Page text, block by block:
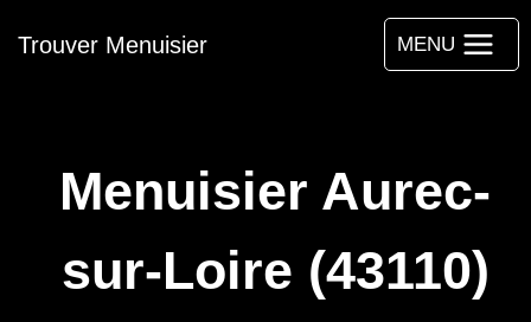
auTrouver Menuisier MENU
Menuisier Aurec-
sur-Loire (43110)